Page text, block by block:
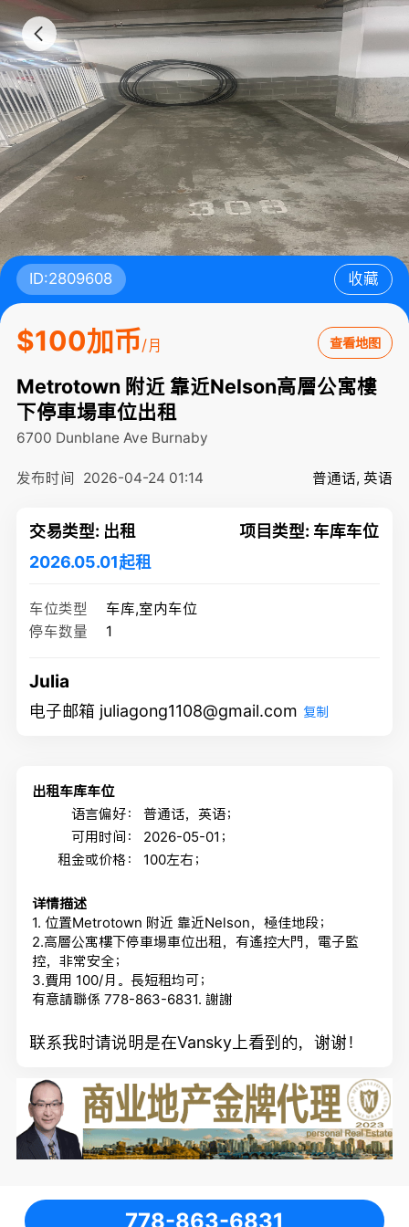
ID:2809608 收藏
$100加币/月 查看地图
Metrotown 附近 靠近Nelson高層公寓樓
下停車場車位出租
6700 Dunblane Ave Burnaby
发布时间 2026-04-24 01:14 普通话, 英语
交易类型: 出租
项目类型: 车库车位
2026.05.01起租
车位类型
车库,室内车位
停车数量
1
Julia
电子邮箱 juliagong1108@gmail.com 复制
出租车库车位
语言偏好：
普通话，英语；
可用时间：
2026-05-01；
租金或价格：
100左右；
详情描述
1. 位置Metrotown 附近 靠近Nelson，極佳地段；
2.高層公寓樓下停車場車位出租，有遙控大門，電子監
控，非常安全；
3.費用 100/月。長短租均可；
有意請聯係 778-863-6831. 謝謝
联系我时请说明是在Vansky上看到的，谢谢！
778-863-6831